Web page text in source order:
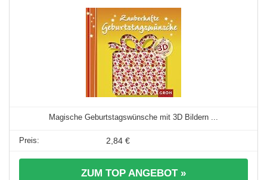
Magische Geburtstagswünsche mit 3D Bildern ...
2,84 €
ZUM TOP ANGEBOT »